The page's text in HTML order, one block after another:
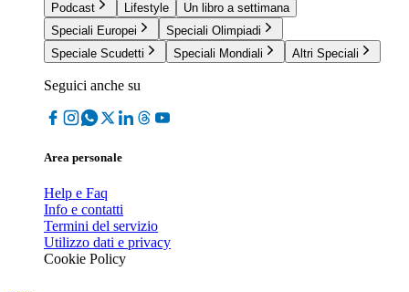
Podcast
Lifestyle
Un libro a settimana
Speciali Europei
Speciali Olimpiadi
Speciale Scudetti
Speciali Mondiali Altri Speciali
Seguici anche su
Area personale
Help e Faq
Info e contatti
Termini del servizio
Utilizzo dati e privacy
Cookie Policy